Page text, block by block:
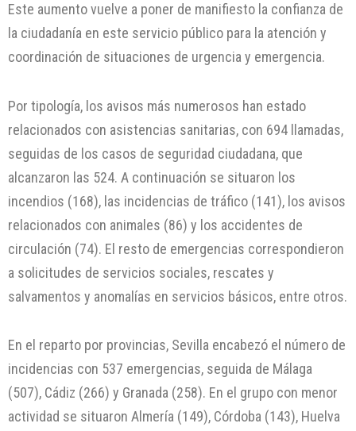
Este aumento vuelve a poner de manifiesto la confianza de
la ciudadanía en este servicio público para la atención y
coordinación de situaciones de urgencia y emergencia.
Por tipología, los avisos más numerosos han estado
relacionados con asistencias sanitarias, con 694 llamadas,
seguidas de los casos de seguridad ciudadana, que
alcanzaron las 524. A continuación se situaron los
incendios (168), las incidencias de tráfico (141), los avisos
relacionados con animales (86) y los accidentes de
circulación (74). El resto de emergencias correspondieron
a solicitudes de servicios sociales, rescates y
salvamentos y anomalías en servicios básicos, entre otros.
En el reparto por provincias, Sevilla encabezó el número de
incidencias con 537 emergencias, seguida de Málaga
(507), Cádiz (266) y Granada (258). En el grupo con menor
actividad se situaron Almería (149), Córdoba (143), Huelva